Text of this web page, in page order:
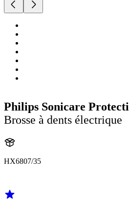
Philips Sonicare
Brosse à dents électrique
HX6807/35